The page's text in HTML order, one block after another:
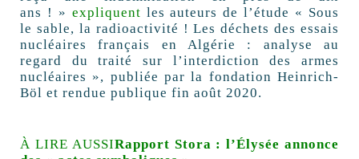
ans ! » expliquent les auteurs de l’étude « Sous
le sable, la radioactivité ! Les déchets des essais
nucléaires français en Algérie : analyse au
regard du traité sur l’interdiction des armes
nucléaires », publiée par la fondation Heinrich-
Böl et rendue publique fin août 2020.
À LIRE AUSSIRapport Stora : l’Élysée annonce